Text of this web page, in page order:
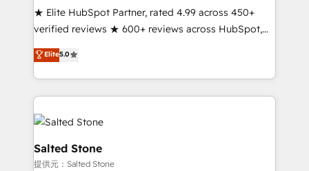
★ Elite HubSpot Partner, rated 4.99 across 450+
verified reviews ★ 600+ reviews across HubSpot,
G2 & Clutch ★ 150+ in-house HubSpot-certified
experts ★ 1,500+ implementations across 25+
countries ★ AI-first, RevOps-led, onboarding-
obsessed INSIDEA helps growing companies turn
HubSpot into a revenue engine. We onboard your
team, migrate your data, and build AI-powered
workflows that drive adoption from week one, in
your time zone. What we do: ➤ Onboarding: Live in
Elite5.0
Salted Stone
提供元：Salted Stone